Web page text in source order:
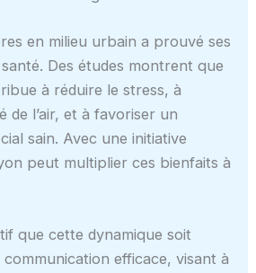
en milieu urbain a prouvé ses
Des études montrent que
à réduire le stress, à
de l’air, et à favoriser un
sain. Avec une initiative
peut multiplier ces bienfaits à
que cette dynamique soit
efficace, visant à